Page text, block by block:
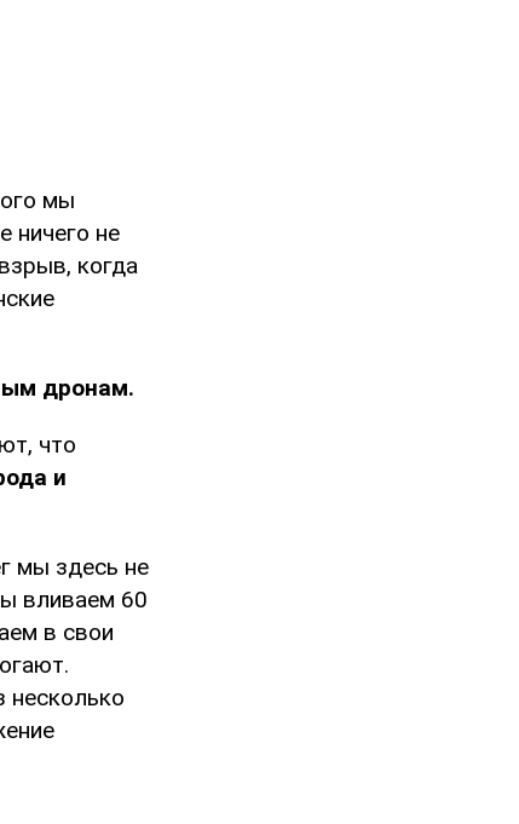
мы
ничего не
когда
дронам.
что
и
мы здесь не
вливаем 60
в свои
несколько